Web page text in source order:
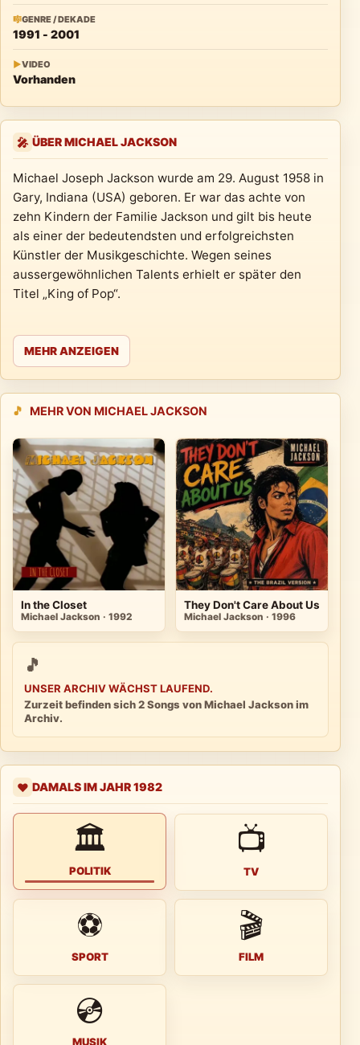
🎼GENRE / DEKADE
1991 - 2001
▶VIDEO
Vorhanden
🎤 ÜBER MICHAEL JACKSON
Michael Joseph Jackson wurde am 29. August 1958 in
Gary, Indiana (USA) geboren. Er war das achte von
zehn Kindern der Familie Jackson und gilt bis heute
als einer der bedeutendsten und erfolgreichsten
Künstler der Musikgeschichte. Wegen seines
aussergewöhnlichen Talents erhielt er später den
Titel „King of Pop“.
MEHR ANZEIGEN
🎵 MEHR VON MICHAEL JACKSON
In the Closet
Michael Jackson · 1992
They Don't Care About Us
Michael Jackson · 1996
🎵
UNSER ARCHIV WÄCHST LAUFEND.
Zurzeit befinden sich 2 Songs von Michael Jackson im
Archiv.
❤️ DAMALS IM JAHR 1982
🏛
POLITIK
📺
TV
⚽
SPORT
🎬
FILM
💿
MUSIK